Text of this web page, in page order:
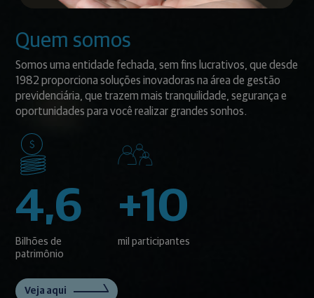
Quem somos
Somos uma entidade fechada, sem fins lucrativos, que desde
1982 proporciona soluções inovadoras na área de gestão
previdenciária, que trazem mais tranquilidade, segurança e
oportunidades para você realizar grandes sonhos.
4,6
Bilhões de
patrimônio
+10
mil participantes
Veja aqui